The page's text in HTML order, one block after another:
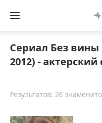
Сериал Без вины
2012) - актерский
Результатов: 26